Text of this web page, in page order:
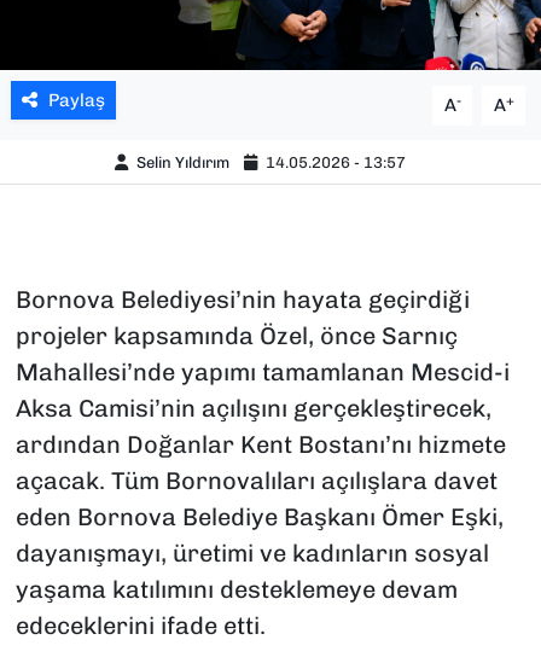
Paylaş A- A+
Selin Yıldırım 14.05.2026 - 13:57
Bornova Belediyesi’nin hayata geçirdiği
projeler kapsamında Özel, önce Sarnıç
Mahallesi’nde yapımı tamamlanan Mescid-i
Aksa Camisi’nin açılışını gerçekleştirecek,
ardından Doğanlar Kent Bostanı’nı hizmete
açacak. Tüm Bornovalıları açılışlara davet
eden Bornova Belediye Başkanı Ömer Eşki,
dayanışmayı, üretimi ve kadınların sosyal
yaşama katılımını desteklemeye devam
edeceklerini ifade etti.